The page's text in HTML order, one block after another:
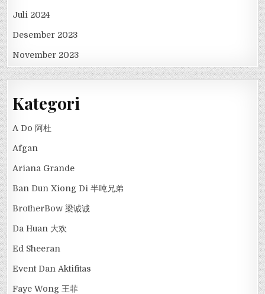
Juli 2024
Desember 2023
November 2023
Kategori
A Do 阿杜
Afgan
Ariana Grande
Ban Dun Xiong Di 半吨兄弟
BrotherBow 梁诚诚
Da Huan 大欢
Ed Sheeran
Event Dan Aktifitas
Faye Wong 王菲